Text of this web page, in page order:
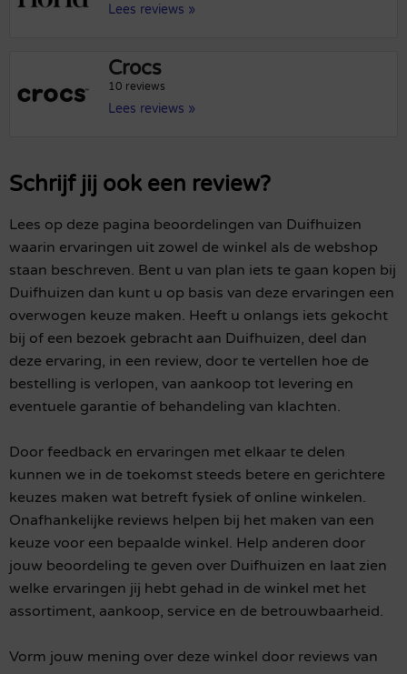
Lees reviews »
Crocs
10 reviews
Lees reviews »
Schrijf jij ook een review?
Lees op deze pagina beoordelingen van Duifhuizen
waarin ervaringen uit zowel de winkel als de webshop
staan beschreven. Bent u van plan iets te gaan kopen bij
Duifhuizen dan kunt u op basis van deze ervaringen een
overwogen keuze maken. Heeft u onlangs iets gekocht
bij of een bezoek gebracht aan Duifhuizen, deel dan
deze ervaring, in een review, door te vertellen hoe de
bestelling is verlopen, van aankoop tot levering en
eventuele garantie of behandeling van klachten.
Door feedback en ervaringen met elkaar te delen
kunnen we in de toekomst steeds betere en gerichtere
keuzes maken wat betreft fysiek of online winkelen.
Onafhankelijke reviews helpen bij het maken van een
keuze voor een bepaalde winkel. Help anderen door
jouw beoordeling te geven over Duifhuizen en laat zien
welke ervaringen jij hebt gehad in de winkel met het
assortiment, aankoop, service en de betrouwbaarheid.
Vorm jouw mening over deze winkel door reviews van